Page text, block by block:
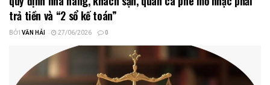
trả tiền và “2 sổ kế toán”
BỞI VĂN HẢI 27/06/2026 0